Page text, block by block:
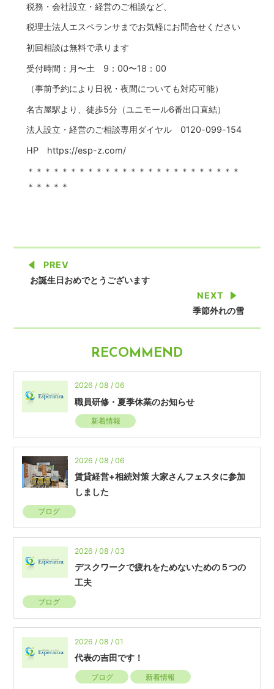
税務・会社設立・経営のご相談など、
税理士法人エスペランサまでお気軽にお問合せください
初回相談は無料で承ります
受付時間：月〜土 9：00〜18：00
（事前予約により日祝・夜間についても対応可能）
名古屋駅より、徒歩5分（ユニモール6番出口直結）
法人設立・経営のご相談専用ダイヤル 0120-099-154
HP https://esp-z.com/
＊＊＊＊＊＊＊＊＊＊＊＊＊＊＊＊＊＊＊＊＊＊＊＊＊
＊＊＊＊＊
PREV
お誕生日おめでとうございます
NEXT
季節外れの雪
RECOMMEND
2026 / 08 / 06
職員研修・夏季休業のお知らせ
新着情報
2026 / 08 / 06
賃貸経営+相続対策 大家さんフェスタに参加
しました
ブログ
2026 / 08 / 03
デスクワークで疲れをためないための５つの
工夫
ブログ
2026 / 08 / 01
代表の吉田です！
ブログ 新着情報